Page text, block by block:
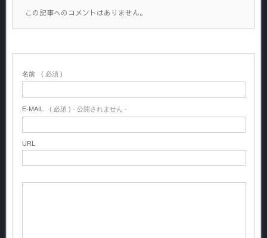
この記事へのコメントはありません。
名前 ( 必須 )
E-MAIL ( 必須 ) - 公開されません -
URL